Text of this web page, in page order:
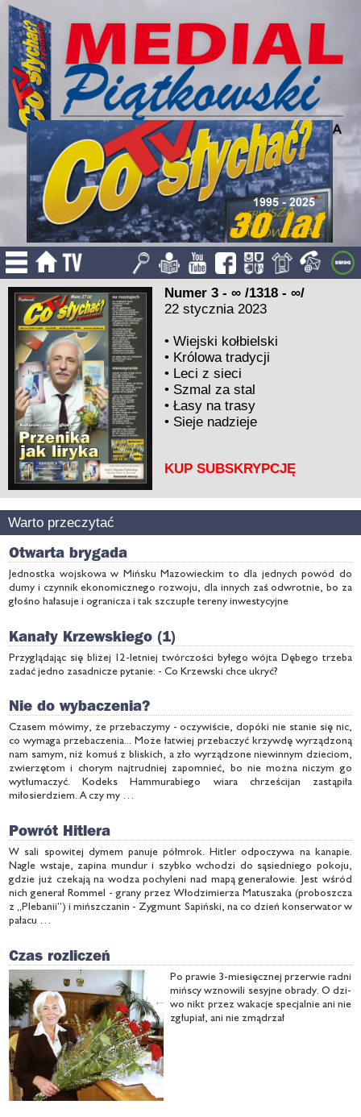
Numer 3 - ∞ /1318 - ∞/
22 stycznia 2023
•Wiejski kołbielski
• Królowa tradycji
• Leci z sieci
• Szmal za stal
•Łasy na trasy
• Sieje nadzieje
KUP SUBSKRYPCJĘ
Warto przeczytać
Otwarta brygada
Jednostka wojskowa w Mińsku Mazowieckim to dla jednych powód do
dumy i czynnik ekonomicznego rozwoju, dla innych zaś odwrotnie, bo za
głośno hałasuje i ogranicza i tak szczupłe tereny inwestycyjne
Kanały Krzewskiego (1)
Przyglądając się bliżej 12-letniej twórczości byłego wójta Dębego trzeba
zadać jedno zasadnicze pytanie: - Co Krzewski chce ukryć?
Nie do wybaczenia?
Czasem mówimy, że przebaczymy - oczywiście, dopóki nie stanie się nic,
co wymaga przebaczenia... Może łatwiej przebaczyć krzywdę wyrządzoną
nam samym, niż komuś z bliskich, a zło wyrządzone niewinnym dzieciom,
zwierzętom i chorym najtrudniej zapomnieć, bo nie można niczym go
wytłumaczyć. Kodeks Hammurabiego wiara chrześcijan zastąpiła
miłosierdziem. A czy my …
Powrót Hitlera
W sali spowitej dymem panuje półmrok. Hitler odpoczywa na kanapie.
Nagle wstaje, zapina mundur i szybko wchodzi do sąsiedniego pokoju,
gdzie już czekają na wodza pochyleni nad mapą generałowie. Jest wśród
nich generał Rommel - grany przez Włodzimierza Matuszaka (proboszcza
z „Plebanii”) i mińszczanin - Zygmunt Sapiński, na co dzień konserwator w
pałacu …
Czas rozliczeń
Po pra­wie 3-mie­sięcz­nej prze­rwie rad­ni
miń­scy wzno­wi­li se­syj­ne ob­ra­dy. O dzi­
wo nikt przez wa­ka­cje spe­cjal­nie ani nie
zgłu­piał, ani nie zmą­drzał